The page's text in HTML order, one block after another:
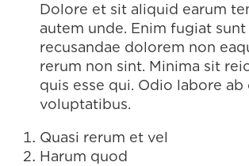
Dolore et sit aliquid earum
autem unde. Enim fugiat
recusandae dolorem non
rerum non sint. Minima sit
quis esse qui. Odio labore ab
voluptatibus.
Quasi rerum et vel
Harum quod